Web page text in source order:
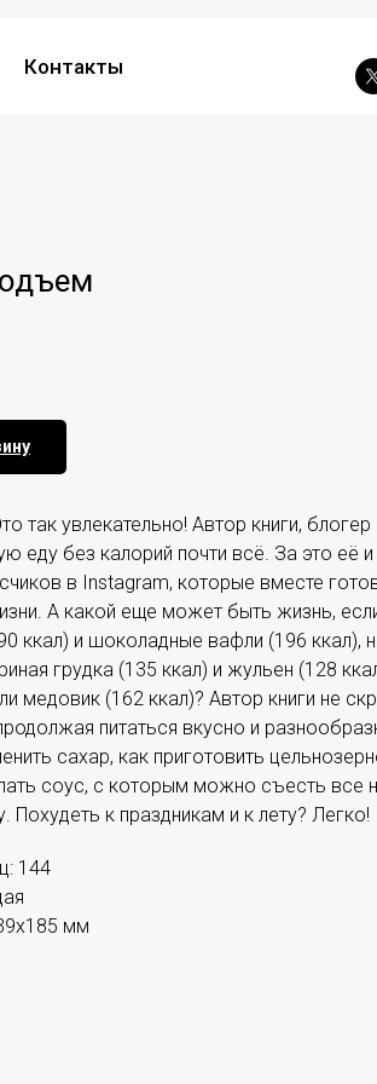
Контакты
так увлекательно! Автор книги,
еду без калорий почти всё. За это её
в Instagram, которые вместе
А какой еще может быть жизнь,
ккал) и шоколадные вафли (196 ккал),
грудка (135 ккал) и жульен (128
медовик (162 ккал)? Автор книги не
питаться вкусно и
сахар, как приготовить
соус, с которым можно съесть все
Похудеть к праздникам и к лету? Легко!
144
мм